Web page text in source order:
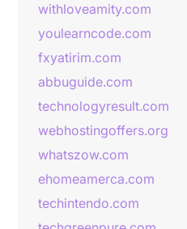
withloveamity.com
youlearncode.com
fxyatirim.com
abbuguide.com
technologyresult.com
webhostingoffers.org
whatszow.com
ehomeamerca.com
techintendo.com